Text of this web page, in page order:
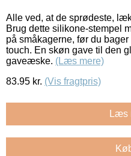
Alle ved, at de sprødeste,
Brug dette silikone-stempel
på småkagerne, før du
touch. En skøn gave til den
gaveæske. (Læs mere)
83.95 kr. (Vis fragtpris)
Læs